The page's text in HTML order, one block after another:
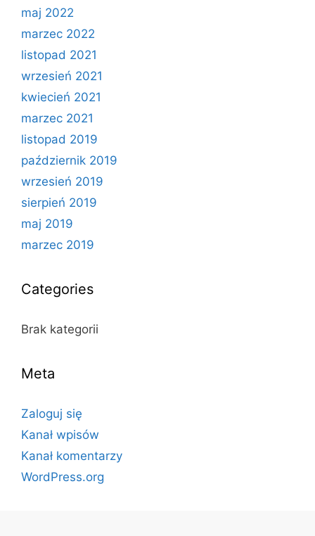
maj 2022
marzec 2022
listopad 2021
wrzesień 2021
kwiecień 2021
marzec 2021
listopad 2019
październik 2019
wrzesień 2019
sierpień 2019
maj 2019
marzec 2019
Categories
Brak kategorii
Meta
Zaloguj się
Kanał wpisów
Kanał komentarzy
WordPress.org